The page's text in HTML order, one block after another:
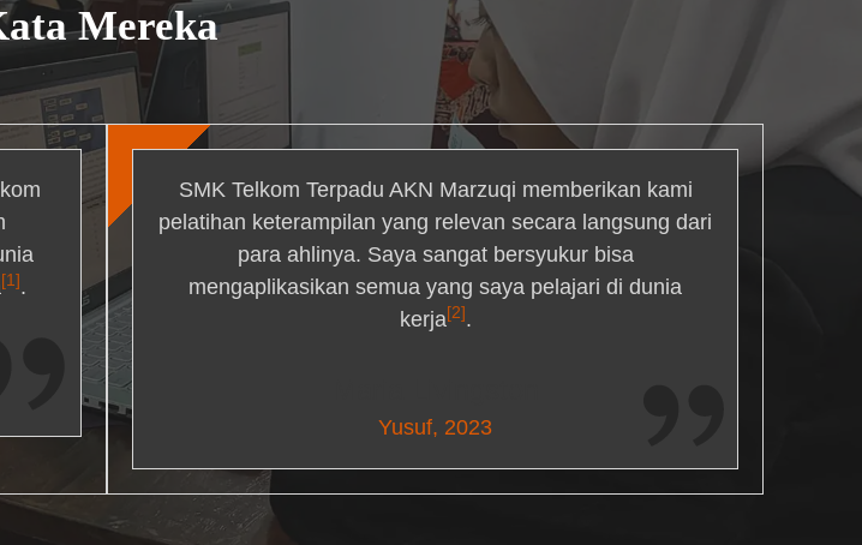
Mereka
[1].
SMK Telkom Terpadu AKN Marzuqi memberikan kami
pelatihan keterampilan yang relevan secara langsung dari
para ahlinya. Saya sangat bersyukur bisa
mengaplikasikan semua yang saya pelajari di dunia
kerja[2].
Yusuf, 2023